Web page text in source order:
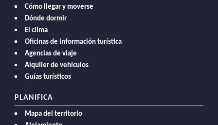
Cómo llegar y moverse
Dónde dormir
El clima
Oficinas de información turística
Agencias de viaje
Alquiler de vehículos
Guías turísticos
PLANIFICA
Mapa del territorio